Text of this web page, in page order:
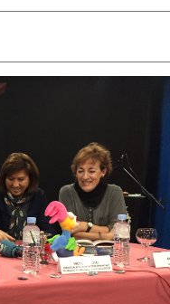
aplicación
externa.
aplicación